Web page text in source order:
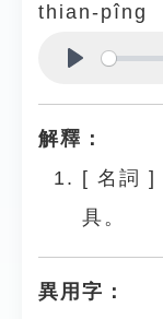
thian-pîng
解釋：
[ 名詞 ]
具。
異用字：